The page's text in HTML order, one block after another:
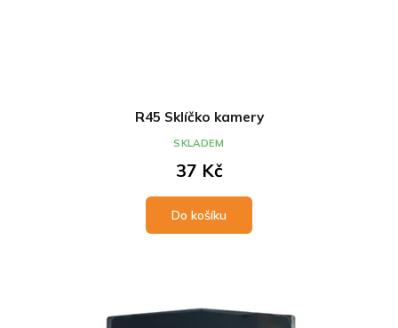
R45 Sklíčko kamery
37 Kč
Do košíku
SKLADEM